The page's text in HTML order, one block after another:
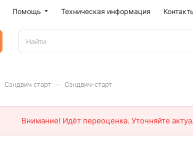
Помощь Техническая информация
Сэндвич старт Сэндвич-старт
Внимание! Идёт переоценка. Уточняйте